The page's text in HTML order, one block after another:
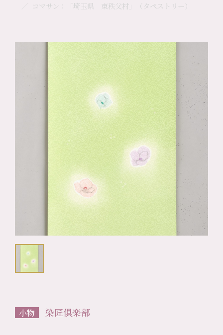
コマサン：「埼玉県 東秩父村」（タペストリー）
小物 染匠倶楽部